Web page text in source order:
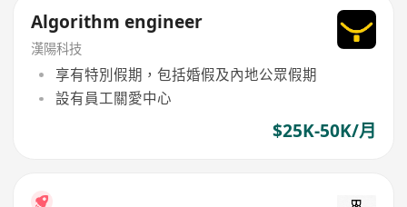
Algorithm engineer
漢陽科技
享有特別假期，包括婚假及內地公眾假期
設有員工關愛中心
$25K-50K/月